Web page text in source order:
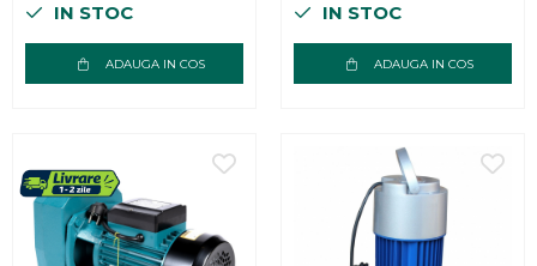
IN STOC
ADAUGA IN COS
IN STOC
ADAUGA IN COS